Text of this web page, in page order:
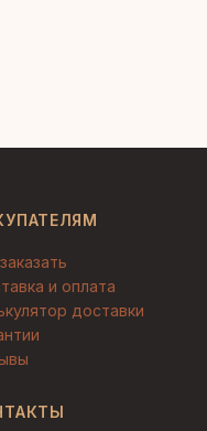
и оплата
доставки